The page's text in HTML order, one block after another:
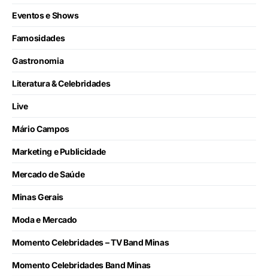
Eventos e Shows
Famosidades
Gastronomia
Literatura & Celebridades
Live
Mário Campos
Marketing e Publicidade
Mercado de Saúde
Minas Gerais
Moda e Mercado
Momento Celebridades – TV Band Minas
Momento Celebridades Band Minas